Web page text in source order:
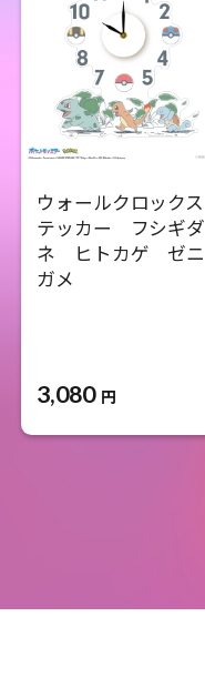
ウォールクロックス
テッカー フシギダ
ネ ヒトカゲ ゼニ
ガメ
3,080 円